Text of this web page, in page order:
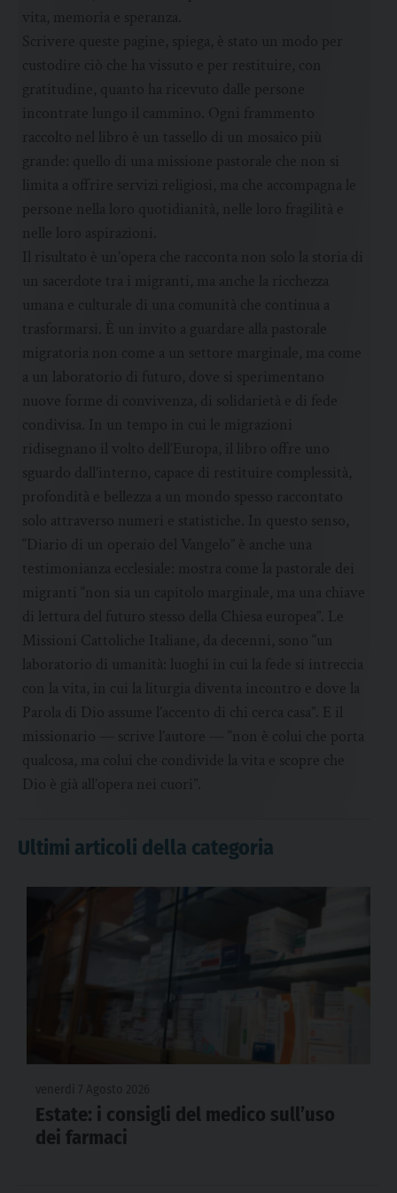
raccolto nel libro è un tassello di un mosaico più
grande: quello di una missione pastorale che non si
limita a offrire servizi religiosi, ma che accompagna le
persone nella loro quotidianità, nelle loro fragilità e
nelle loro aspirazioni.
Il risultato è un’opera che racconta non solo la storia di
un sacerdote tra i migranti, ma anche la ricchezza
umana e culturale di una comunità che continua a
trasformarsi. È un invito a guardare alla pastorale
migratoria non come a un settore marginale, ma come
a un laboratorio di futuro, dove si sperimentano
nuove forme di convivenza, di solidarietà e di fede
condivisa. In un tempo in cui le migrazioni
ridisegnano il volto dell’Europa, il libro offre uno
sguardo dall’interno, capace di restituire complessità,
profondità e bellezza a un mondo spesso raccontato
solo attraverso numeri e statistiche. In questo senso,
“Diario di un operaio del Vangelo” è anche una
testimonianza ecclesiale: mostra come la pastorale dei
migranti “non sia un capitolo marginale, ma una chiave
di lettura del futuro stesso della Chiesa europea”. Le
Missioni Cattoliche Italiane, da decenni, sono “un
laboratorio di umanità: luoghi in cui la fede si intreccia
con la vita, in cui la liturgia diventa incontro e dove la
Parola di Dio assume l’accento di chi cerca casa”. E il
missionario — scrive l’autore — “non è colui che porta
qualcosa, ma colui che condivide la vita e scopre che
Dio è già all’opera nei cuori”.
Ultimi articoli della categoria
Estate: i consigli del medico sull’uso
dei farmaci